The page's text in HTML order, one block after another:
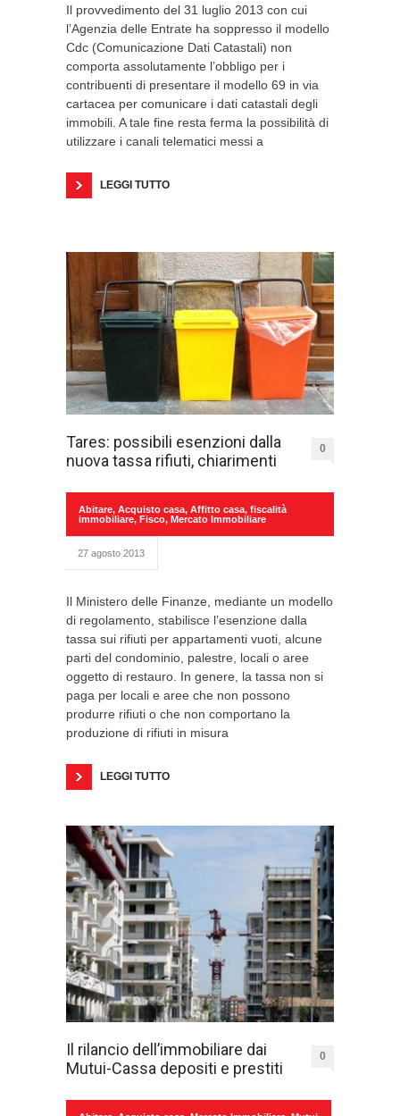
Il provvedimento del 31 luglio 2013 con cui
l’Agenzia delle Entrate ha soppresso il modello
Cdc (Comunicazione Dati Catastali) non
comporta assolutamente l’obbligo per i
contribuenti di presentare il modello 69 in via
cartacea per comunicare i dati catastali degli
immobili. A tale fine resta ferma la possibilità di
utilizzare i canali telematici messi a
LEGGI TUTTO
Tares: possibili esenzioni dalla
nuova tassa rifiuti, chiarimenti
0
Abitare, Acquisto casa, Affitto casa, fiscalità
immobiliare, Fisco, Mercato Immobiliare
27 agosto 2013
Il Ministero delle Finanze, mediante un modello
di regolamento, stabilisce l’esenzione dalla
tassa sui rifiuti per appartamenti vuoti, alcune
parti del condominio, palestre, locali o aree
oggetto di restauro. In genere, la tassa non si
paga per locali e aree che non possono
produrre rifiuti o che non comportano la
produzione di rifiuti in misura
LEGGI TUTTO
Il rilancio dell’immobiliare dai
Mutui-Cassa depositi e prestiti
0